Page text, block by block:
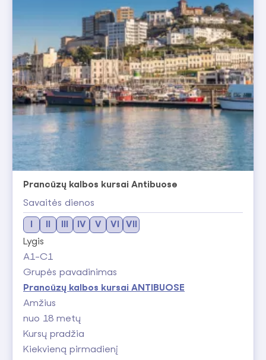
Prancūzų kalbos kursai Antibuose
Savaitės dienos
IV V VI
VII
Lygis
A1-C1
Grupės pavadinimas
Prancūzų kalbos kursai ANTIBUOSE
Amžius
nuo 18 metų
Kursų pradžia
Kiekvieną pirmadienį